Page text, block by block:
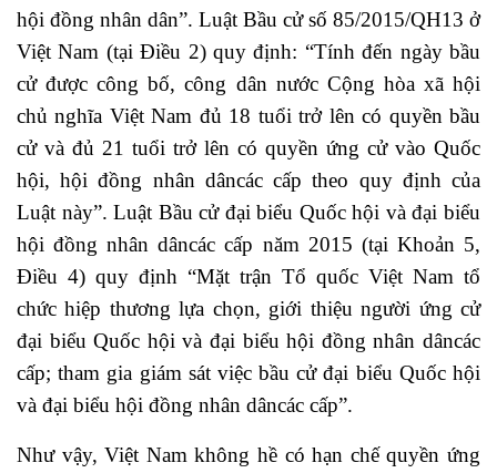
hội đồng nhân dân”. Luật Bầu cử số 85/2015/QH13 ở
Việt Nam (tại Điều 2) quy định: “Tính đến ngày bầu
cử được công bố, công dân nước Cộng hòa xã hội
chủ nghĩa Việt Nam đủ 18 tuổi trở lên có quyền bầu
cử và đủ 21 tuổi trở lên có quyền ứng cử vào Quốc
hội, hội đồng nhân dâncác cấp theo quy định của
Luật này”. Luật Bầu cử đại biểu Quốc hội và đại biểu
hội đồng nhân dâncác cấp năm 2015 (tại Khoản 5,
Điều 4) quy định “Mặt trận Tổ quốc Việt Nam tổ
chức hiệp thương lựa chọn, giới thiệu người ứng cử
đại biểu Quốc hội và đại biểu hội đồng nhân dâncác
cấp; tham gia giám sát việc bầu cử đại biểu Quốc hội
và đại biểu hội đồng nhân dâncác cấp”.
Như vậy, Việt Nam không hề có hạn chế quyền ứng